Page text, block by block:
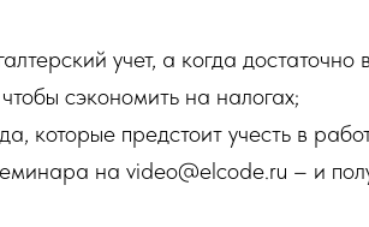
учет, а когда достаточно
сэкономить на налогах;
которые предстоит учесть в
на video@elcode.ru – и